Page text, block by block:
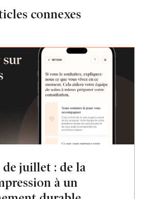
connexes
juillet : de la
à un